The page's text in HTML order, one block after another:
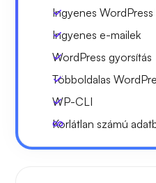
Ingyenes WordPress
Ingyenes e-mailek
WordPress gyorsítás
Többoldalas
WP-CLI
Korlátlan számú